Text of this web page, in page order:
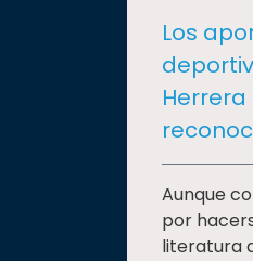
Los
Aunque
por
literatura